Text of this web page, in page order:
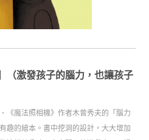
（激發孩子的腦力，也讓孩子
《魔法照相機》作者木曾秀夫的「腦力
趣的繪本。書中挖洞的設計，大大增加